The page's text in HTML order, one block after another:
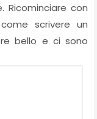
Ricominciare con
scrivere un
bello e ci sono